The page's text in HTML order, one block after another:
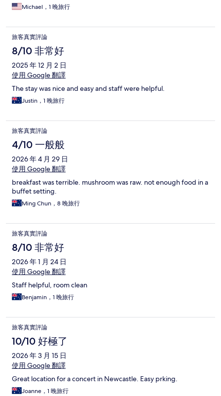
Michael，1 晚旅行
旅客真實評論
8/10 非常好
2025 年 12 月 2 日
使用 Google 翻譯
The stay was nice and easy and staff were helpful.
Justin，1 晚旅行
旅客真實評論
4/10 一般般
2026 年 4 月 29 日
使用 Google 翻譯
breakfast was terrible. mushroom was raw. not enough food in a
buffet setting.
Ming Chun，8 晚旅行
旅客真實評論
8/10 非常好
2026 年 1 月 24 日
使用 Google 翻譯
Staff helpful, room clean
Benjamin，1 晚旅行
旅客真實評論
10/10 好極了
2026 年 3 月 15 日
使用 Google 翻譯
Great location for a concert in Newcastle. Easy prking.
Joanne，1 晚旅行